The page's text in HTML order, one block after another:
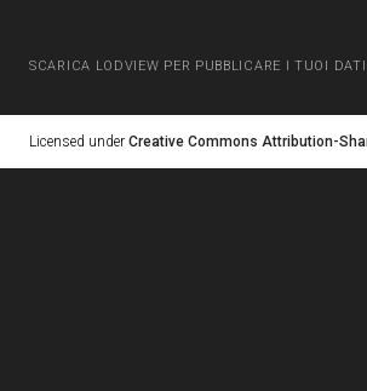
SCARICA LODVIEW PER PUBBLICARE I TUOI DATI
Licensed under Creative Commons Attribution-